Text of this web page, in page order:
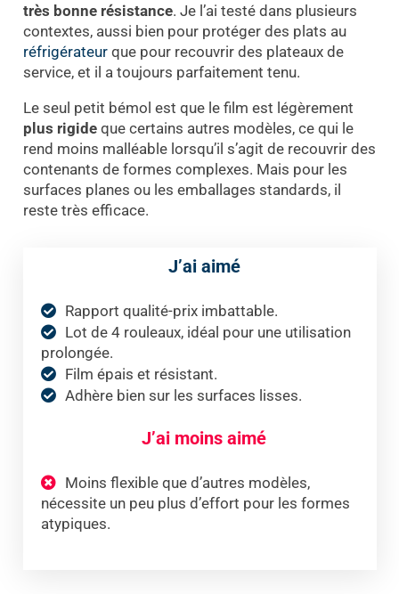
très bonne résistance. Je l’ai testé dans plusieurs
contextes, aussi bien pour protéger des plats au
réfrigérateurque pour recouvrir des plateaux de
service, et il a toujours parfaitement tenu.
Le seul petit bémol est que le film est légèrement
plus rigideque certains autres modèles, ce qui le
rend moins malléable lorsqu’il s’agit de recouvrir des
contenants de formes complexes. Mais pour les
surfaces planes ou les emballages standards, il
reste très efficace.
J’ai aimé
Rapport qualité-prix imbattable.
Lot de 4 rouleaux, idéal pour une utilisation
prolongée.
Film épais et résistant.
Adhère bien sur les surfaces lisses.
J’ai moins aimé
Moins flexible que d’autres modèles,
nécessite un peu plus d’effort pour les formes
atypiques.